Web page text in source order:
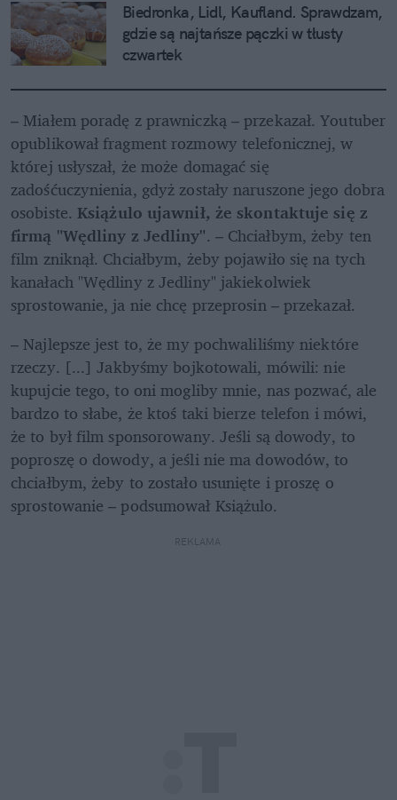
Biedronka, Lidl, Kaufland. Sprawdzam,
gdzie są najtańsze pączki w tłusty
czwartek
– Miałem poradę z prawniczką – przekazał. Youtuber
opublikował fragment rozmowy telefonicznej, w
której usłyszał, że może domagać się
zadośćuczynienia, gdyż zostały naruszone jego dobra
osobiste. Książulo ujawnił, że skontaktuje się z
firmą "Wędliny z Jedliny". – Chciałbym, żeby ten
film zniknął. Chciałbym, żeby pojawiło się na tych
kanałach "Wędliny z Jedliny" jakiekolwiek
sprostowanie, ja nie chcę przeprosin – przekazał.
– Najlepsze jest to, że my pochwaliliśmy niektóre
rzeczy. [...] Jakbyśmy bojkotowali, mówili: nie
kupujcie tego, to oni mogliby mnie, nas pozwać, ale
bardzo to słabe, że ktoś taki bierze telefon i mówi,
że to był film sponsorowany. Jeśli są dowody, to
poproszę o dowody, a jeśli nie ma dowodów, to
chciałbym, żeby to zostało usunięte i proszę o
sprostowanie – podsumował Książulo.
REKLAMA